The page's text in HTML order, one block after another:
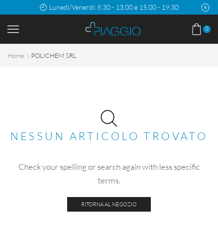
Lunedì/Venerdì: 8.30 - 13.00 e 15.00 - 19.30
0
Home POLICHEM SRL
NESSUN ARTICOLO TROVATO
Check your spelling or search again with less specific
terms.
RITORNA AL NEGOZIO